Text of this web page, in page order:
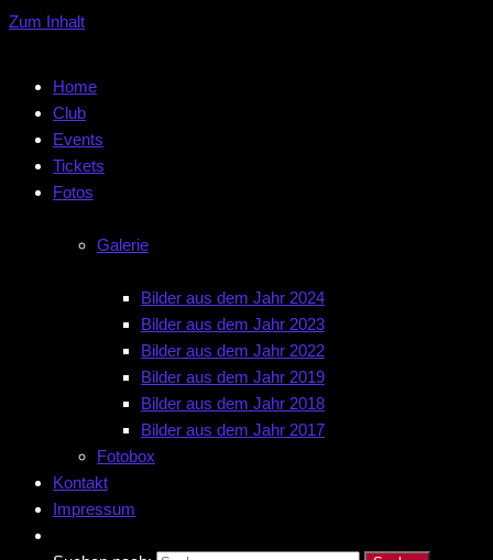
Zum Inhalt
Home
Club
Events
Tickets
Fotos
Galerie
Bilder aus dem Jahr 2024
Bilder aus dem Jahr 2023
Bilder aus dem Jahr 2022
Bilder aus dem Jahr 2019
Bilder aus dem Jahr 2018
Bilder aus dem Jahr 2017
Fotobox
Kontakt
Impressum